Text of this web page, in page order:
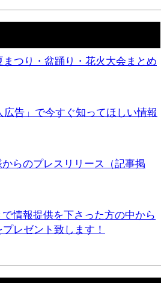
まつり・盆踊り・花火大会まとめ
告」で今すぐ知ってほしい情報
らのプレスリリース（記事掲
情報提供を下さった方の中から
レゼント致します！